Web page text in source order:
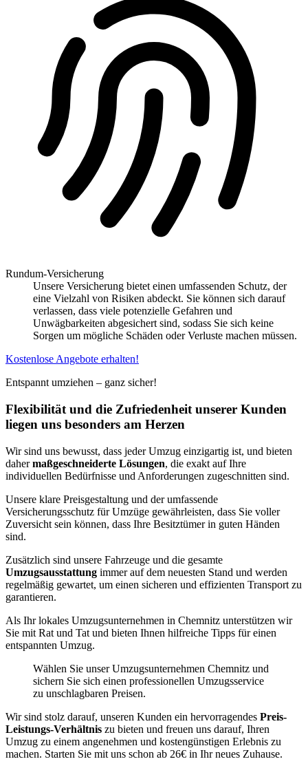
Rundum-Versicherung
Unsere Versicherung bietet einen umfassenden Schutz, der
eine Vielzahl von Risiken abdeckt. Sie können sich darauf
verlassen, dass viele potenzielle Gefahren und
Unwägbarkeiten abgesichert sind, sodass Sie sich keine
Sorgen um mögliche Schäden oder Verluste machen müssen.
Kostenlose Angebote erhalten!
Entspannt umziehen – ganz sicher!
Flexibilität und die Zufriedenheit unserer Kunden
liegen uns besonders am Herzen
Wir sind uns bewusst, dass jeder Umzug einzigartig ist, und bieten
dahermaßgeschneiderte Lösungen, die exakt auf Ihre
individuellen Bedürfnisse und Anforderungen zugeschnitten sind.
Unsere klare Preisgestaltung und der umfassende
Versicherungsschutz für Umzüge gewährleisten, dass Sie voller
Zuversicht sein können, dass Ihre Besitztümer in guten Händen
sind.
Zusätzlich sind unsere Fahrzeuge und die gesamte
Umzugsausstattung immer auf dem neuesten Stand und werden
regelmäßig gewartet, um einen sicheren und effizienten Transport zu
garantieren.
Als Ihr lokales Umzugsunternehmen in Chemnitz unterstützen wir
Sie mit Rat und Tat und bieten Ihnen hilfreiche Tipps für einen
entspannten Umzug.
Wählen Sie unser Umzugsunternehmen Chemnitz und
sichern Sie sich einen professionellen Umzugsservice
zu unschlagbaren Preisen.
Wir sind stolz darauf, unseren Kunden ein hervorragendes Preis-
Leistungs-Verhältnis zu bieten und freuen uns darauf, Ihren
Umzug zu einem angenehmen und kostengünstigen Erlebnis zu
machen. Starten Sie mit uns schon ab 26€ in Ihr neues Zuhause.